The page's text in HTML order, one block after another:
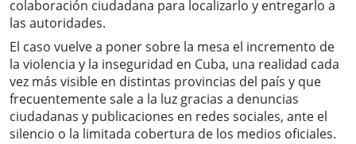
colaboración ciudadana para localizarlo y entregarlo a
las autoridades.
El caso vuelve a poner sobre la mesa el incremento de
la violencia y la inseguridad en Cuba, una realidad cada
vez más visible en distintas provincias del país y que
frecuentemente sale a la luz gracias a denuncias
ciudadanas y publicaciones en redes sociales, ante el
silencio o la limitada cobertura de los medios oficiales.